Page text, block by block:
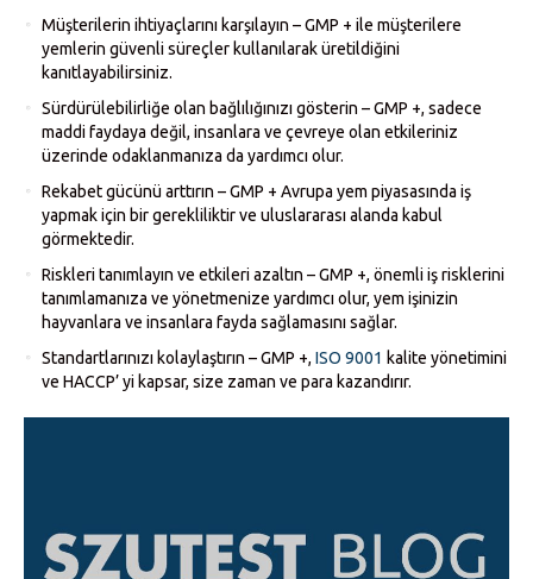
Müşterilerin ihtiyaçlarını karşılayın – GMP + ile müşterilere
yemlerin güvenli süreçler kullanılarak üretildiğini
kanıtlayabilirsiniz.
Sürdürülebilirliğe olan bağlılığınızı gösterin – GMP +, sadece
maddi faydaya değil, insanlara ve çevreye olan etkileriniz
üzerinde odaklanmanıza da yardımcı olur.
Rekabet gücünü arttırın – GMP + Avrupa yem piyasasında iş
yapmak için bir gerekliliktir ve uluslararası alanda kabul
görmektedir.
Riskleri tanımlayın ve etkileri azaltın – GMP +, önemli iş risklerini
tanımlamanıza ve yönetmenize yardımcı olur, yem işinizin
hayvanlara ve insanlara fayda sağlamasını sağlar.
Standartlarınızı kolaylaştırın – GMP +,ISO 9001 kalite yönetimini
ve HACCP’ yi kapsar, size zaman ve para kazandırır.